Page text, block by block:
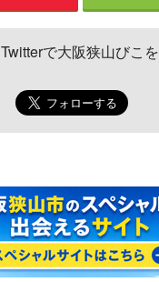
Twitterで大阪狭山びこを